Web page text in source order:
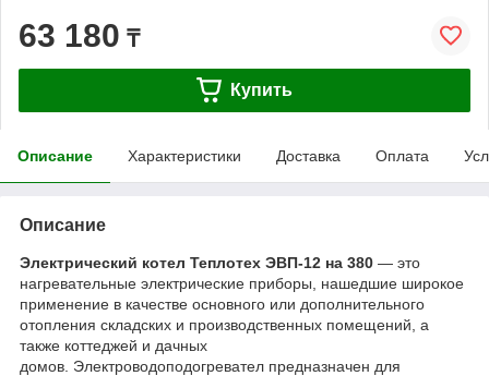
63 180 ₸
Купить
Описание Характеристики Доставка Оплата
Описание
Электрический котел Теплотех ЭВП-12 на 380 — это
нагревательные электрические приборы, нашедшие широкое
применение в качестве основного или дополнительного
отопления складских и производственных помещений, а
также коттеджей и дачных
домов. Электроводоподогревател предназначен для